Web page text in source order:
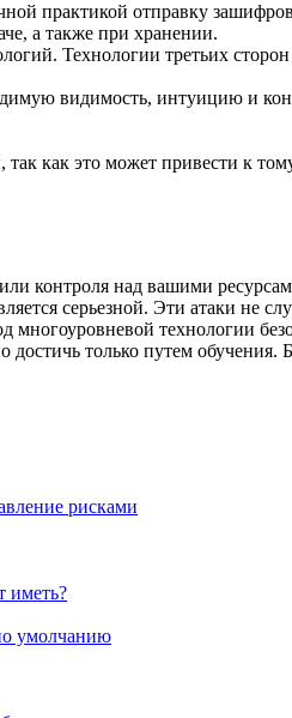
практикой отправку
а также при хранении.
Технологии третьих
видимость, интуицию и
как это может привести к
контроля над вашими
серьезной. Эти атаки не
многоуровневой технологии
только путем обучения.
рисками
иметь?
умолчанию